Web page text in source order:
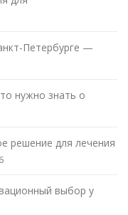
Петербурге —
нужно знать о
решение для лечения
выбор у